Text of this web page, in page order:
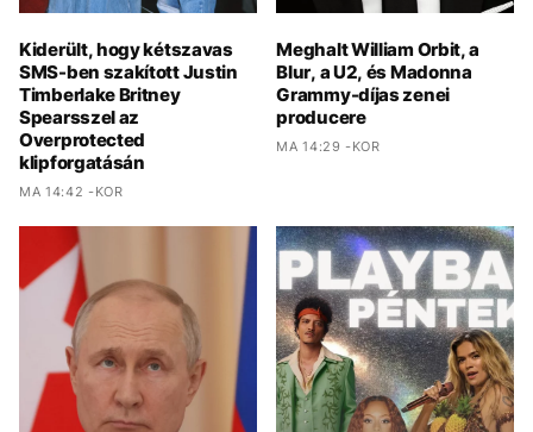
Kiderült, hogy kétszavas
SMS-ben szakított Justin
Timberlake Britney
Spearsszel az
Overprotected
klipforgatásán
MA 14:42 -KOR
Meghalt William Orbit, a
Blur, a U2, és Madonna
Grammy-díjas zenei
producere
MA 14:29 -KOR